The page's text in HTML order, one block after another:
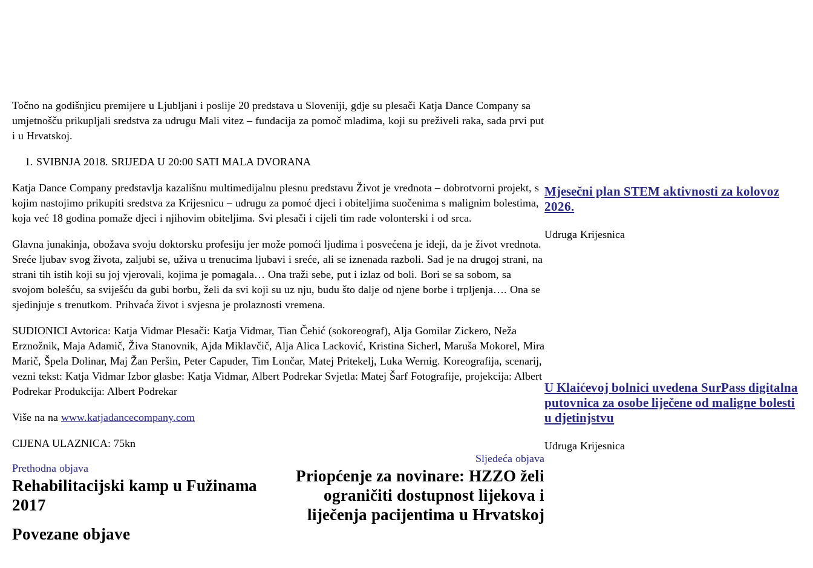
Točno na godišnjicu premijere u Ljubljani i poslije 20 predstava u Sloveniji, gdje su plesači Katja Dance Company sa
umjetnošču prikupljali sredstva za udrugu Mali vitez – fundacija za pomoč mladima, koji su preživeli raka, sada prvi put
i u Hrvatskoj.
SVIBNJA 2018. SRIJEDA U 20:00 SATI MALA DVORANA
Katja Dance Company predstavlja kazališnu multimedijalnu plesnu predstavu Život je vrednota – dobrotvorni projekt, s
kojim nastojimo prikupiti sredstva za Krijesnicu – udrugu za pomoć djeci i obiteljima suočenima s malignim bolestima,
koja već 18 godina pomaže djeci i njihovim obiteljima. Svi plesači i cijeli tim rade volonterski i od srca.
Glavna junakinja, obožava svoju doktorsku profesiju jer može pomoći ljudima i posvećena je ideji, da je život vrednota.
Sreće ljubav svog života, zaljubi se, uživa u trenucima ljubavi i sreće, ali se iznenada razboli. Sad je na drugoj strani, na
strani tih istih koji su joj vjerovali, kojima je pomagala… Ona traži sebe, put i izlaz od boli. Bori se sa sobom, sa
svojom bolešću, sa sviješću da gubi borbu, želi da svi koji su uz nju, budu što dalje od njene borbe i trpljenja…. Ona se
sjedinjuje s trenutkom. Prihvaća život i svjesna je prolaznosti vremena.
SUDIONICI Avtorica: Katja Vidmar Plesači: Katja Vidmar, Tian Čehić (sokoreograf), Alja Gomilar Zickero, Neža
Erznožnik, Maja Adamič, Živa Stanovnik, Ajda Miklavčič, Alja Alica Lacković, Kristina Sicherl, Maruša Mokorel, Mira
Marič, Špela Dolinar, Maj Žan Peršin, Peter Capuder, Tim Lončar, Matej Pritekelj, Luka Wernig. Koreografija, scenarij,
vezni tekst: Katja Vidmar Izbor glasbe: Katja Vidmar, Albert Podrekar Svjetla: Matej Šarf Fotografije, projekcija: Albert
Podrekar Produkcija: Albert Podrekar
Više na na www.katjadancecompany.com
CIJENA ULAZNICA: 75kn
Prethodna objava
Rehabilitacijski kamp u Fužinama
2017
Sljedeća objava
Priopćenje za novinare: HZZO želi
ograničiti dostupnost lijekova i
liječenja pacijentima u Hrvatskoj
Povezane objave
Mjesečni plan STEM aktivnosti za kolovoz
2026.
Udruga Krijesnica
U Klaićevoj bolnici uvedena SurPass digitalna
putovnica za osobe liječene od maligne bolesti
u djetinjstvu
Udruga Krijesnica